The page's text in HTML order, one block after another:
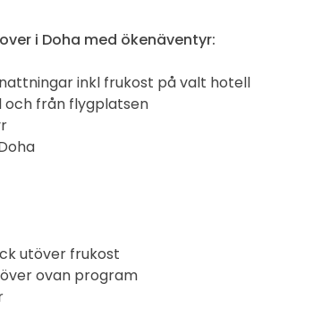
i Doha med ökenäventyr:
inkl frukost på valt hotell
och från flygplatsen
utöver frukost
ovan program